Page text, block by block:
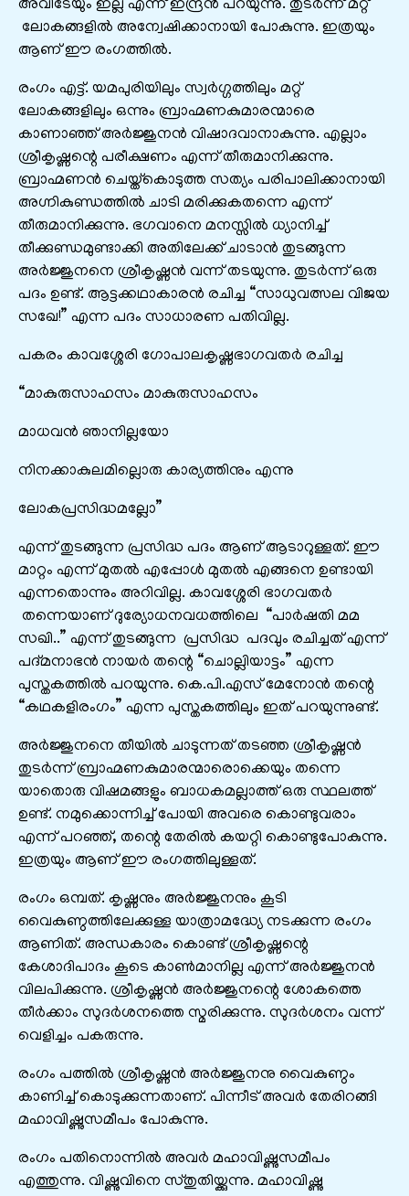
അവിടേയും ഇല്ല എന്ന് ഇന്ദ്രൻ പറയുന്നു. തുടർന്ന് മറ്റ്
ലോകങ്ങളിൽ അന്വേഷിക്കാനായി പോകുന്നു. ഇത്രയും
ആണ് ഈ രംഗത്തിൽ.
രംഗം എട്ട്. യമപുരിയിലും സ്വർഗ്ഗത്തിലും മറ്റ്
ലോകങ്ങളിലും ഒന്നും ബ്രാഹ്മണകുമാരന്മാരെ
കാണാഞ്ഞ് അർജ്ജുനൻ വിഷാദവാനാകുന്നു. എല്ലാം
ശ്രീകൃഷ്ണന്റെ പരീക്ഷണം എന്ന് തീരുമാനിക്കുന്നു.
ബ്രാഹ്മണൻ ചെയ്ത്കൊടുത്ത സത്യം പരിപാലിക്കാനായി
അഗ്നികുണ്ഡത്തിൽ ചാടി മരിക്കുകതന്നെ എന്ന്
തീരുമാനിക്കുന്നു. ഭഗവാനെ മനസ്സിൽ ധ്യാനിച്ച്
തീക്കുണ്ഡമുണ്ടാക്കി അതിലേക്ക് ചാടാൻ തുടങ്ങുന്ന
അർജ്ജുനനെ ശ്രീകൃഷ്ണൻ വന്ന് തടയുന്നു. തുടർന്ന് ഒരു
പദം ഉണ്ട്. ആട്ടക്കഥാകാരൻ രചിച്ച “സാധുവത്സല വിജയ
സഖേ!” എന്ന പദം സാധാരണ പതിവില്ല.
പകരം കാവശ്ശേരി ഗോപാലകൃഷ്ണഭാഗവതർ രചിച്ച
“മാകുരുസാഹസം മാകുരുസാഹസം
മാധവൻ ഞാനില്ലയോ
നിനക്കാകുലമില്ലൊരു കാര്യത്തിനും എന്നു
ലോകപ്രസിദ്ധമല്ലോ”
എന്ന് തുടങ്ങുന്ന പ്രസിദ്ധ പദം ആണ് ആടാറുള്ളത്. ഈ
മാറ്റം എന്ന് മുതൽ എപ്പോൾ മുതൽ എങ്ങനെ ഉണ്ടായി
എന്നതൊന്നും അറിവില്ല. കാവശ്ശേരി ഭാഗവതർ
തന്നെയാണ് ദുര്യോധനവധത്തിലെ “പാർഷതി മമ
സഖി..” എന്ന് തുടങ്ങുന്ന പ്രസിദ്ധ പദവും രചിച്ചത് എന്ന്
പദ്മനാഭൻ നായർ തന്റെ “ചൊല്ലിയാട്ടം” എന്ന
പുസ്തകത്തിൽ പറയുന്നു. കെ.പി.എസ് മേനോൻ തന്റെ
“കഥകളിരംഗം” എന്ന പുസ്തകത്തിലും ഇത് പറയുന്നുണ്ട്.
അർജ്ജുനനെ തീയിൽ ചാടുന്നത് തടഞ്ഞ ശ്രീകൃഷ്ണൻ
തുടർന്ന് ബ്രാഹ്മണകുമാരന്മാരൊക്കെയും തന്നെ
യാതൊരു വിഷമങ്ങളും ബാധകമല്ലാത്ത് ഒരു സ്ഥലത്ത്
ഉണ്ട്. നമുക്കൊന്നിച്ച് പോയി അവരെ കൊണ്ടുവരാം
എന്ന് പറഞ്ഞ്, തന്റെ തേരിൽ കയറ്റി കൊണ്ടുപോകുന്നു.
ഇത്രയും ആണ് ഈ രംഗത്തിലുള്ളത്.
രംഗം ഒമ്പത്. കൃഷ്ണനും അർജ്ജുനനും കൂടി
വൈകുണ്ഠത്തിലേക്കുള്ള യാത്രാമദ്ധ്യേ നടക്കുന്ന രംഗം
ആണിത്. അന്ധകാരം കൊണ്ട് ശ്രീകൃഷ്ണന്റെ
കേശാദിപാദം കൂടെ കാൺമാനില്ല എന്ന് അർജ്ജുനൻ
വിലപിക്കുന്നു. ശ്രീകൃഷ്ണൻ അർജ്ജുനന്റെ ശോകത്തെ
തീർക്കാം സുദർശനത്തെ സ്മരിക്കുന്നു. സുദർശനം വന്ന്
വെളിച്ചം പകരുന്നു.
രംഗം പത്തിൽ ശ്രീകൃഷ്ണൻ അർജ്ജുനനു വൈകുണ്ഠം
കാണിച്ച് കൊടുക്കുന്നതാണ്. പിന്നീട് അവർ തേരിറങ്ങി
മഹാവിഷ്ണുസമീപം പോകുന്നു.
രംഗം പതിനൊന്നിൽ അവർ മഹാവിഷ്ണുസമീപം
എത്തുന്നു. വിഷ്ണുവിനെ സ്തുതിയ്ക്കുന്നു. മഹാവിഷ്ണു